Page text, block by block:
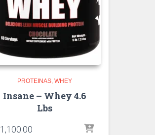
PROTEINAS WHEY
Insane – Whey 4.6
Lbs
1,100.00